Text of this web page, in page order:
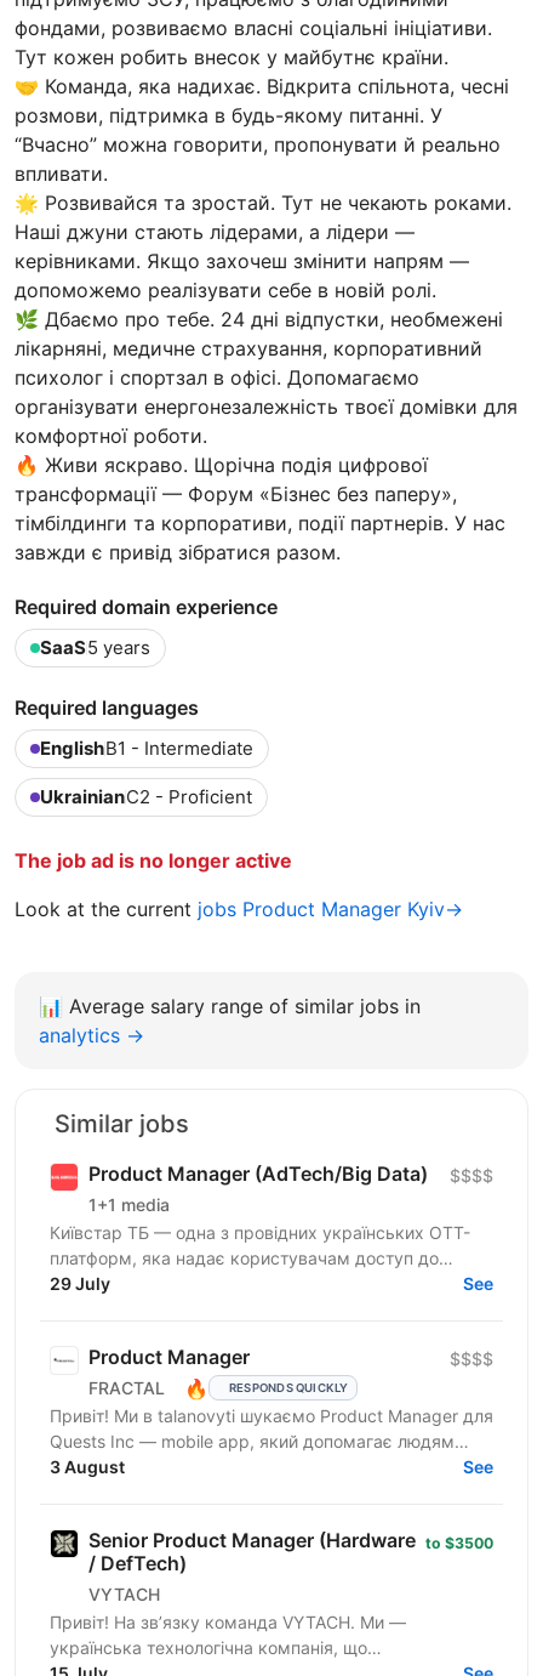
фондами, розвиваємо власні соціальні ініціативи.
Тут кожен робить внесок у майбутнє країни.
🤝 Команда, яка надихає. Відкрита спільнота, чесні
розмови, підтримка в будь-якому питанні. У
“Вчасно” можна говорити, пропонувати й реально
впливати.
🌟 Розвивайся та зростай. Тут не чекають роками.
Наші джуни стають лідерами, а лідери —
керівниками. Якщо захочеш змінити напрям —
допоможемо реалізувати себе в новій ролі.
🌿 Дбаємо про тебе. 24 дні відпустки, необмежені
лікарняні, медичне страхування, корпоративний
психолог і спортзал в офісі. Допомагаємо
організувати енергонезалежність твоєї домівки для
комфортної роботи.
🔥 Живи яскраво. Щорічна подія цифрової
трансформації — Форум «Бізнес без паперу»,
тімбілдинги та корпоративи, події партнерів. У нас
завжди є привід зібратися разом.
Required domain experience
SaaS5 years
Required languages
EnglishB1 - Intermediate
UkrainianC2 - Proficient
The job ad is no longer active
Look at the current jobs Product Manager Kyiv→
📊 Average salary range of similar jobs in
analytics →
Similar jobs
Product Manager (AdTech/Big Data)
1+1 media
$$$$
Київстар ТБ — одна з провідних українських ОТТ-
платформ, яка надає користувачам доступ до
телебачення, фільмів, серіалів, спортивного та
29 July See
Product Manager
FRACTAL 🔥 RESPONDS QUICKLY
$$$$
Привіт! Ми в talanovyti шукаємо Product Manager для
Quests Inc — mobile app, який допомагає людям
знаходити офлайн-активності, знайомитись через
3 August See
Senior Product Manager (Hardware
/ DefTech)
VYTACH
to $3500
Привіт! На зв’язку команда VYTACH. Ми —
українська технологічна компанія, що